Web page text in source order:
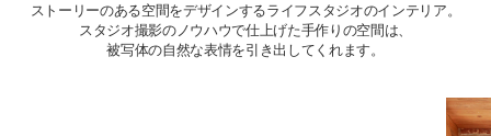
ストーリーのある空間をデザインするライフスタジオのインテリア。
スタジオ撮影のノウハウで仕上げた手作りの空間は、
被写体の自然な表情を引き出してくれます。